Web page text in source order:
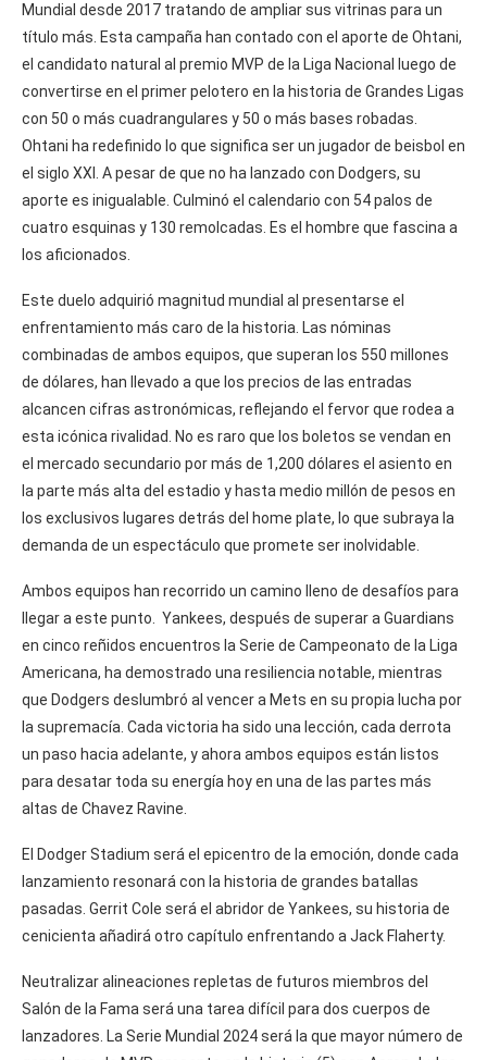
Mundial desde 2017 tratando de ampliar sus vitrinas para un
título más. Esta campaña han contado con el aporte de Ohtani,
el candidato natural al premio MVP de la Liga Nacional luego de
convertirse en el primer pelotero en la historia de Grandes Ligas
con 50 o más cuadrangulares y 50 o más bases robadas.
Ohtani ha redefinido lo que significa ser un jugador de beisbol en
el siglo XXI. A pesar de que no ha lanzado con Dodgers, su
aporte es inigualable. Culminó el calendario con 54 palos de
cuatro esquinas y 130 remolcadas. Es el hombre que fascina a
los aficionados.
Este duelo adquirió magnitud mundial al presentarse el
enfrentamiento más caro de la historia. Las nóminas
combinadas de ambos equipos, que superan los 550 millones
de dólares, han llevado a que los precios de las entradas
alcancen cifras astronómicas, reflejando el fervor que rodea a
esta icónica rivalidad. No es raro que los boletos se vendan en
el mercado secundario por más de 1,200 dólares el asiento en
la parte más alta del estadio y hasta medio millón de pesos en
los exclusivos lugares detrás del home plate, lo que subraya la
demanda de un espectáculo que promete ser inolvidable.
Ambos equipos han recorrido un camino lleno de desafíos para
llegar a este punto. Yankees, después de superar a Guardians
en cinco reñidos encuentros la Serie de Campeonato de la Liga
Americana, ha demostrado una resiliencia notable, mientras
que Dodgers deslumbró al vencer a Mets en su propia lucha por
la supremacía. Cada victoria ha sido una lección, cada derrota
un paso hacia adelante, y ahora ambos equipos están listos
para desatar toda su energía hoy en una de las partes más
altas de Chavez Ravine.
El Dodger Stadium será el epicentro de la emoción, donde cada
lanzamiento resonará con la historia de grandes batallas
pasadas. Gerrit Cole será el abridor de Yankees, su historia de
cenicienta añadirá otro capítulo enfrentando a Jack Flaherty.
Neutralizar alineaciones repletas de futuros miembros del
Salón de la Fama será una tarea difícil para dos cuerpos de
lanzadores. La Serie Mundial 2024 será la que mayor número de